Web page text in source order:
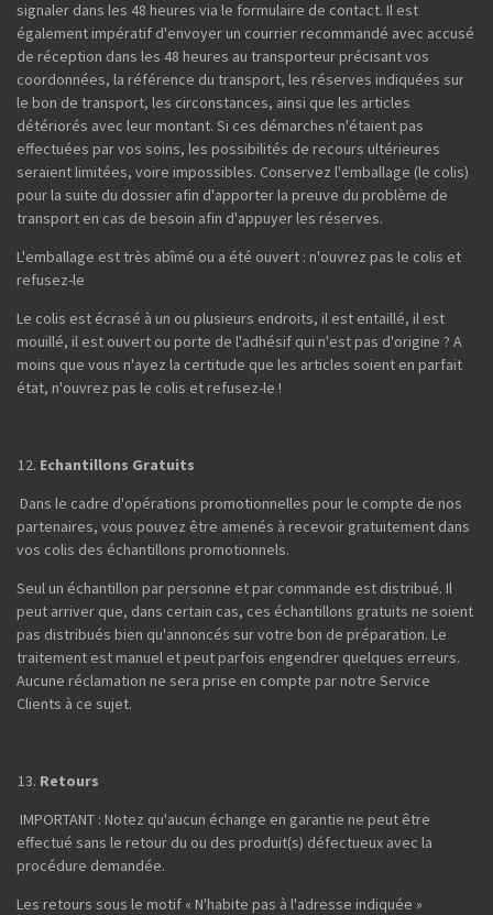
signaler dans les 48 heures via le formulaire de contact. Il est
également impératif d'envoyer un courrier recommandé avec accusé
de réception dans les 48 heures au transporteur précisant vos
coordonnées, la référence du transport, les réserves indiquées sur
le bon de transport, les circonstances, ainsi que les articles
détériorés avec leur montant. Si ces démarches n'étaient pas
effectuées par vos soins, les possibilités de recours ultérieures
seraient limitées, voire impossibles. Conservez l'emballage (le colis)
pour la suite du dossier afin d'apporter la preuve du problème de
transport en cas de besoin afin d'appuyer les réserves.
L'emballage est très abîmé ou a été ouvert : n'ouvrez pas le colis et
refusez-le
Le colis est écrasé à un ou plusieurs endroits, il est entaillé, il est
mouillé, il est ouvert ou porte de l'adhésif qui n'est pas d'origine ? A
moins que vous n'ayez la certitude que les articles soient en parfait
état, n'ouvrez pas le colis et refusez-le !
Echantillons Gratuits
Dans le cadre d'opérations promotionnelles pour le compte de nos
partenaires, vous pouvez être amenés à recevoir gratuitement dans
vos colis des échantillons promotionnels.
Seul un échantillon par personne et par commande est distribué. Il
peut arriver que, dans certain cas, ces échantillons gratuits ne soient
pas distribués bien qu'annoncés sur votre bon de préparation. Le
traitement est manuel et peut parfois engendrer quelques erreurs.
Aucune réclamation ne sera prise en compte par notre Service
Clients à ce sujet.
Retours
IMPORTANT : Notez qu'aucun échange en garantie ne peut être
effectué sans le retour du ou des produit(s) défectueux avec la
procédure demandée.
Les retours sous le motif « N'habite pas à l'adresse indiquée »